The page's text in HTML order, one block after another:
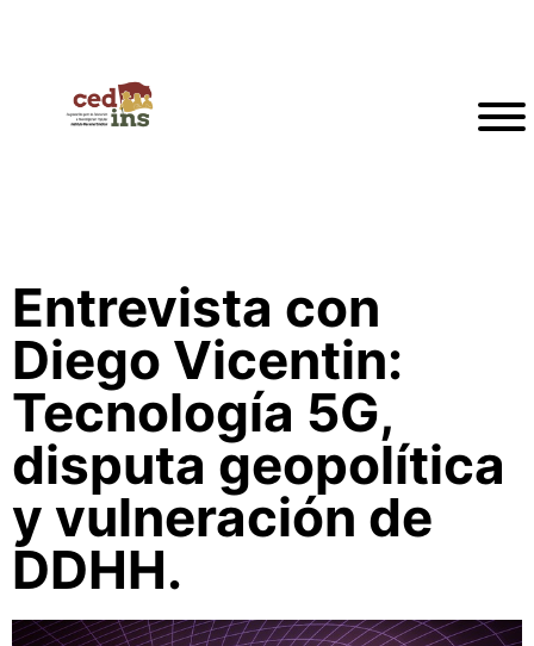
Entrevista con
Diego Vicentin:
Tecnología 5G,
disputa geopolítica
y vulneración de
DDHH.